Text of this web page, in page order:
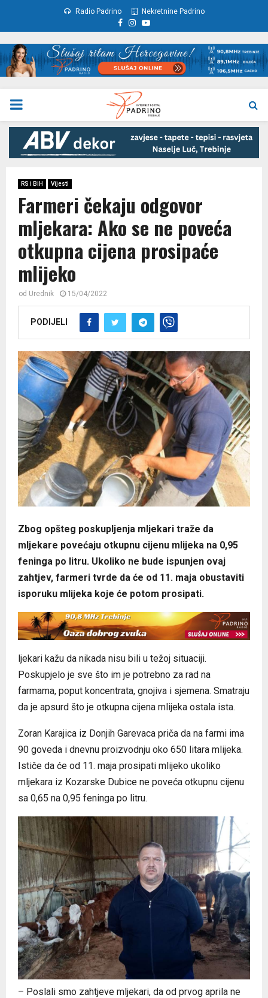
Radio Padrino Nekretnine Padrino
Facebook
Instagram
Youtube
PRIMARY
MENU
RS i BiH Vijesti
Farmeri čekaju odgovor
mljekara: Ako se ne poveća
otkupna cijena prosipaće
mlijeko
od Urednik 15/04/2022
PODIJELI
Zbog opšteg poskupljenja mljekari traže da
mljekare povećaju otkupnu cijenu mlijeka na 0,95
feninga po litru. Ukoliko ne bude ispunjen ovaj
zahtjev, farmeri tvrde da će od 11. maja obustaviti
isporuku mlijeka koje će potom prosipati.
ljekari kažu da nikada nisu bili u težoj situaciji.
Poskupjelo je sve što im je potrebno za rad na
farmama, poput koncentrata, gnojiva i sjemena. Smatraju
da je apsurd što je otkupna cijena mlijeka ostala ista.
Zoran Karajica iz Donjih Garevaca priča da na farmi ima
90 goveda i dnevnu proizvodnju oko 650 litara mlijeka.
Ističe da će od 11. maja prosipati mlijeko ukoliko
mljekara iz Kozarske Dubice ne poveća otkupnu cijenu
sa 0,65 na 0,95 feninga po litru.
– Poslali smo zahtjeve mljekari, da od prvog aprila ne